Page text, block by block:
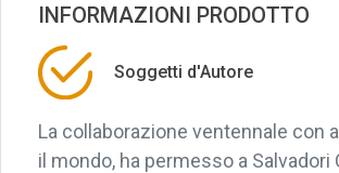
INFORMAZIONI PRODOTTO
Soggetti d'Autore
La collaborazione ventennale con
il mondo, ha permesso a Salvadori